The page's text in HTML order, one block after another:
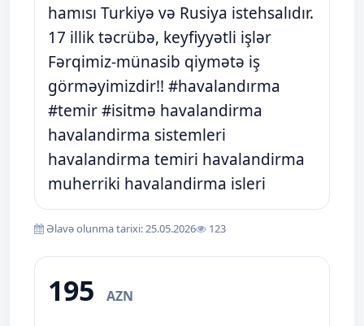
hamısı Turkiyə və Rusiya istehsalıdır.
17 illik təcrübə, keyfiyyətli işlər
Fərqimiz-münasib qiymətə iş
görməyimizdir!! #havalandırma
#temir #isitmə havalandirma
havalandirma sistemleri
havalandirma temiri havalandirma
muherriki havalandirma isleri
Əlavə olunma tarixi: 25.05.2026 123
195 AZN